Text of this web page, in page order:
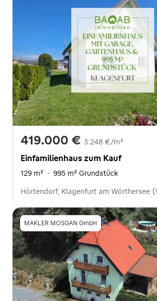
419.000 € 3.248 €/m²
Einfamilienhaus zum Kauf
129 m² · 995 m² Grundstück
Hörtendorf, Klagenfurt am Wörthersee
MAKLER MOSGAN GmbH